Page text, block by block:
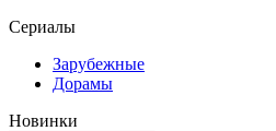
Сериалы
Зарубежные
Дорамы
Новинки